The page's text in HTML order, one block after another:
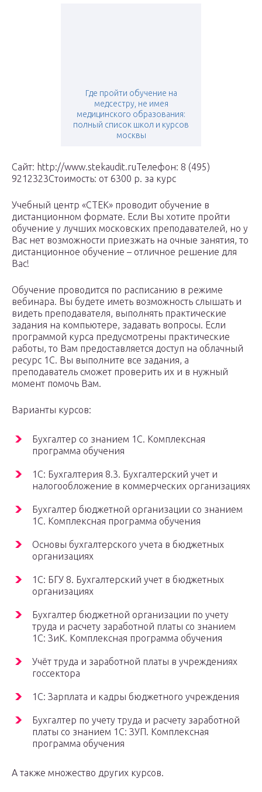
Где пройти обучение на
медсестру, не имея
медицинского образования:
полный список школ и курсов
москвы
Сайт: http://www.stekaudit.ruТелефон: 8 (495)
9212323Стоимость: от 6300 р. за курс
Учебный центр «СТЕК» проводит обучение в
дистанционном формате. Если Вы хотите пройти
обучение у лучших московских преподавателей, но у
Вас нет возможности приезжать на очные занятия, то
дистанционное обучение – отличное решение для
Вас!
Обучение проводится по расписанию в режиме
вебинара. Вы будете иметь возможность слышать и
видеть преподавателя, выполнять практические
задания на компьютере, задавать вопросы. Если
программой курса предусмотрены практические
работы, то Вам предоставляется доступ на облачный
ресурс 1С. Вы выполните все задания, а
преподаватель сможет проверить их и в нужный
момент помочь Вам.
Варианты курсов:
Бухгалтер со знанием 1С. Комплексная
программа обучения
1С: Бухгалтерия 8.3. Бухгалтерский учет и
налогообложение в коммерческих организациях
Бухгалтер бюджетной организации со знанием
1С. Комплексная программа обучения
Основы бухгалтерского учета в бюджетных
организациях
1С: БГУ 8. Бухгалтерский учет в бюджетных
организациях
Бухгалтер бюджетной организации по учету
труда и расчету заработной платы со знанием
1С: ЗиК. Комплексная программа обучения
Учёт труда и заработной платы в учреждениях
госсектора
1С: Зарплата и кадры бюджетного учреждения
Бухгалтер по учету труда и расчету заработной
платы со знанием 1С: ЗУП. Комплексная
программа обучения
А также множество других курсов.